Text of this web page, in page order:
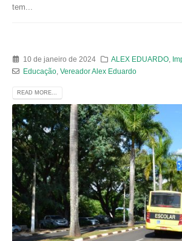
tem...
10 de janeiro de 2024 ALEX EDUARDO
Educação, Vereador Alex Eduardo
READ MORE...